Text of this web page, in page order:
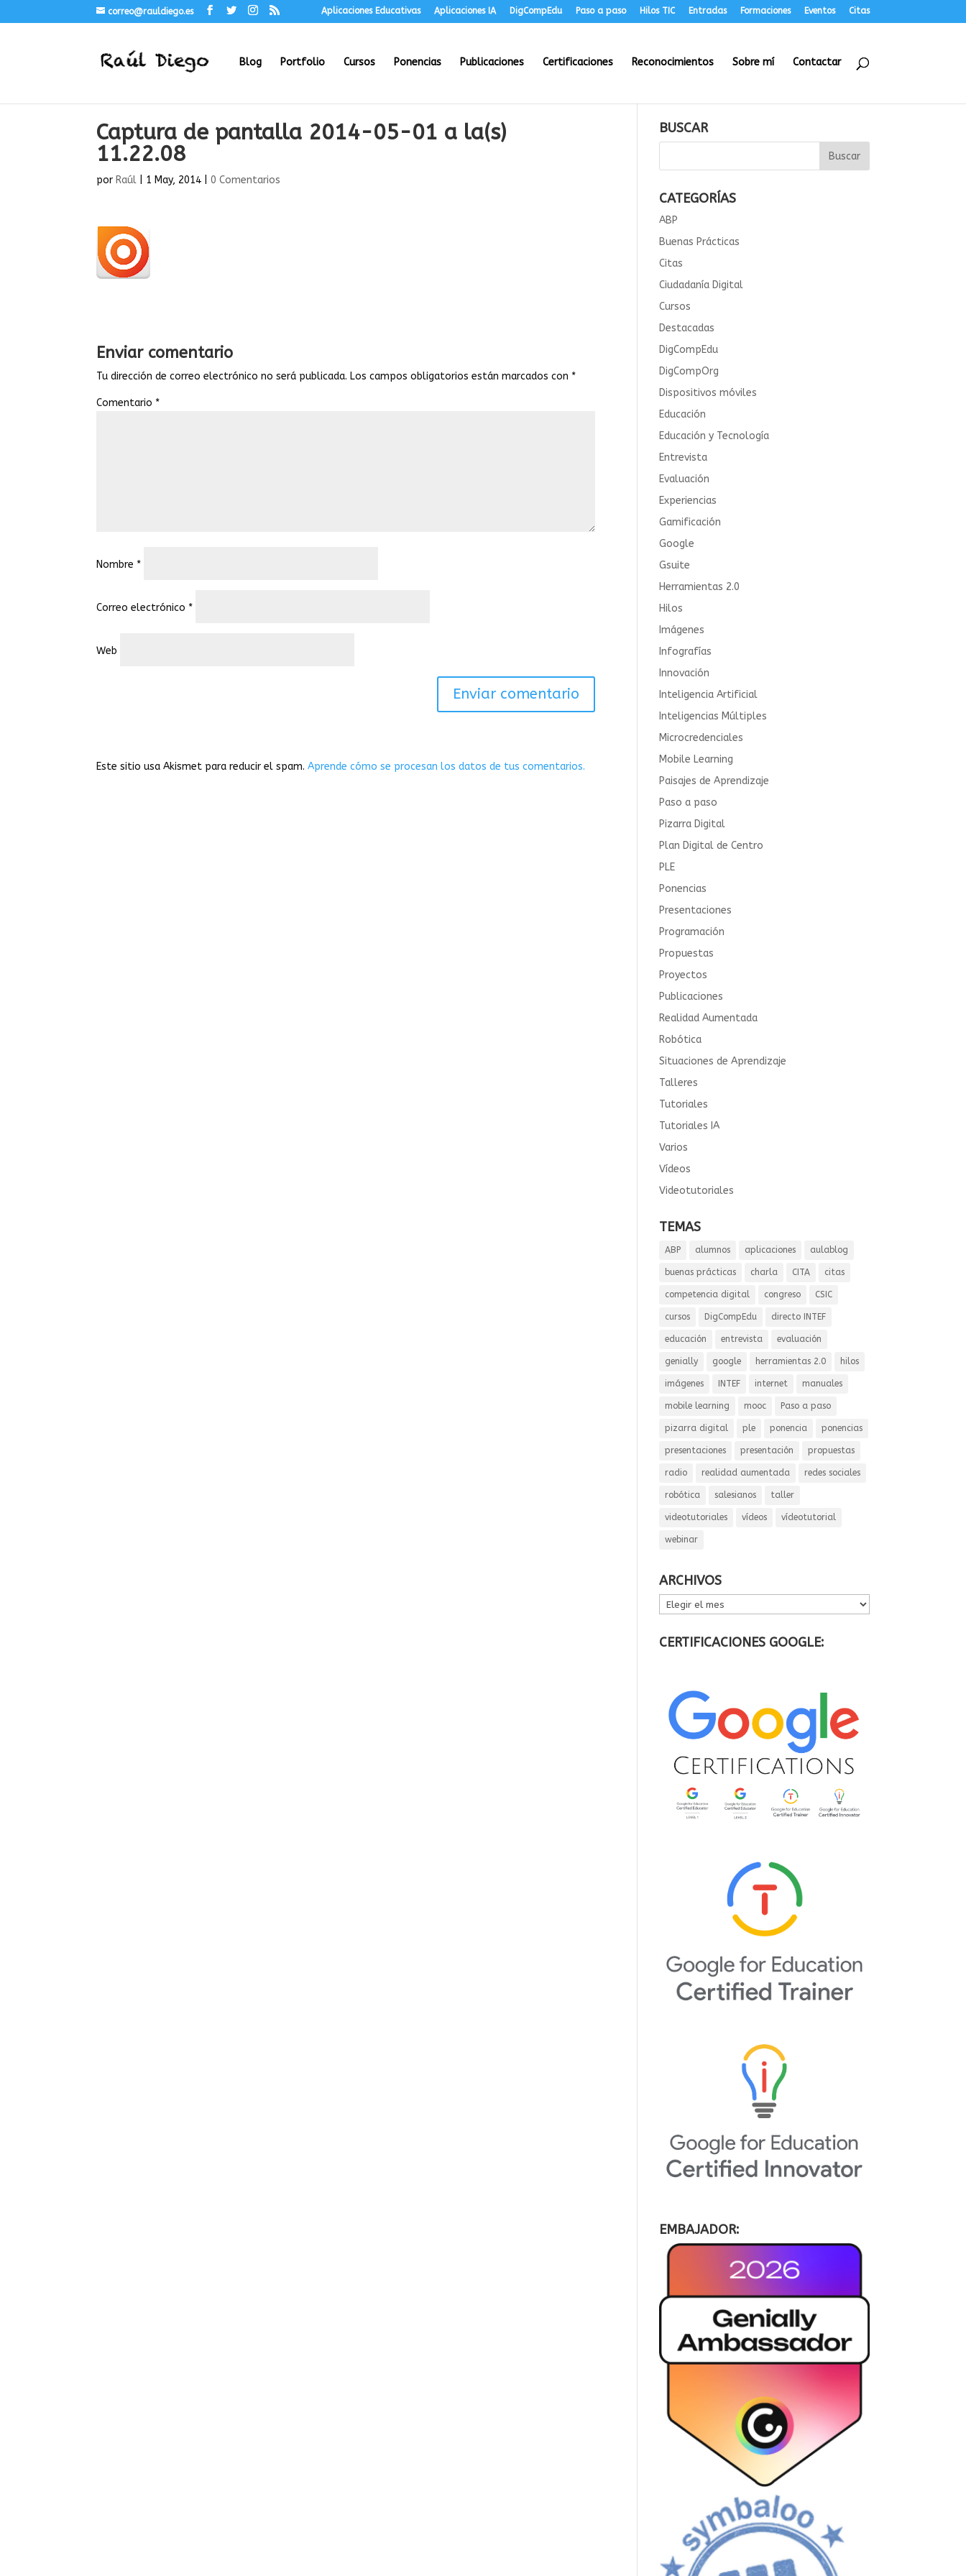
correo@rauldiego.es Aplicaciones Educativas Aplicaciones IA DigCompEdu Paso a paso Hilos TIC Entradas Formaciones Eventos Citas
Blog Portfolio Cursos Ponencias Publicaciones Certificaciones Reconocimientos Sobre mí Contactar
Captura de pantalla 2014-05-01 a la(s)
11.22.08
por Raúl 1 May, 2014 |0 Comentarios
Enviar comentario
Tu dirección de correo electrónico no será publicada. Los campos obligatorios están marcados con *
Comentario *
Nombre *
Correo electrónico *
Web
Este sitio usa Akismet para reducir el spam.Aprende cómo se procesan los datos de tus comentarios.
BUSCAR
CATEGORÍAS
ABP
Buenas Prácticas
Citas
Ciudadanía Digital
Cursos
Destacadas
DigCompEdu
DigCompOrg
Dispositivos móviles
Educación
Educación y Tecnología
Entrevista
Evaluación
Experiencias
Gamificación
Google
Gsuite
Herramientas 2.0
Hilos
Imágenes
Infografías
Innovación
Inteligencia Artificial
Inteligencias Múltiples
Microcredenciales
Mobile Learning
Paisajes de Aprendizaje
Paso a paso
Pizarra Digital
Plan Digital de Centro
PLE
Ponencias
Presentaciones
Programación
Propuestas
Proyectos
Publicaciones
Realidad Aumentada
Robótica
Situaciones de Aprendizaje
Talleres
Tutoriales
Tutoriales IA
Varios
Vídeos
Videotutoriales
TEMAS
ABP alumnos aplicaciones aulablog
buenas prácticas charla CITA citas
competencia digital congreso CSIC
cursos DigCompEdu directo INTEF
educación entrevista evaluación
genially google herramientas 2.0 hilos
imágenes INTEF internet manuales
mobile learning mooc Paso a paso
pizarra digital ple ponencia ponencias
presentaciones presentación propuestas
radio realidad aumentada redes sociales
robótica salesianos taller
videotutoriales vídeos vídeotutorial
webinar
ARCHIVOS
ARCHIVOS
CERTIFICACIONES GOOGLE:
EMBAJADOR: